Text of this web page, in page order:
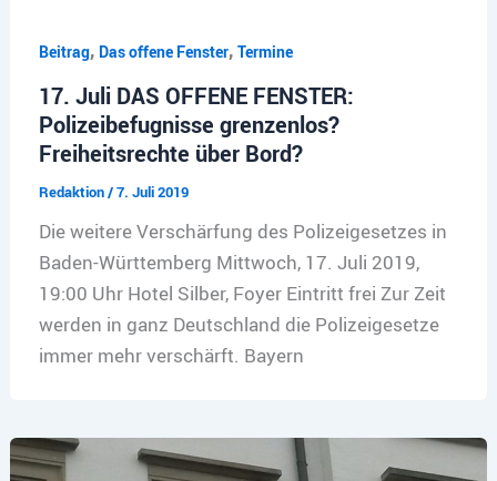
Beitrag, Das offene Fenster, Termine
17. Juli DAS OFFENE FENSTER:
Polizeibefugnisse grenzenlos?
Freiheitsrechte über Bord?
Redaktion/7. Juli 2019
Die weitere Verschärfung des Polizeigesetzes in
Baden-Württemberg Mittwoch, 17. Juli 2019,
19:00 Uhr Hotel Silber, Foyer Eintritt frei Zur Zeit
werden in ganz Deutschland die Polizeigesetze
immer mehr verschärft. Bayern